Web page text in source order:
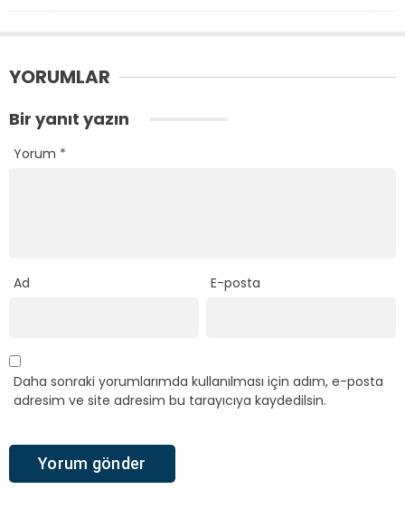
YORUMLAR
Bir yanıt yazın
Yorum *
Ad E-posta
Daha sonraki yorumlarımda kullanılması için adım, e-posta
adresim ve site adresim bu tarayıcıya kaydedilsin.